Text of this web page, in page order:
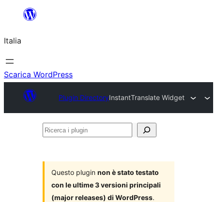
contenuto
Italia
Scarica WordPress
Plugin DirectoryInstantTranslate Widget
Ricerca
Questo plugin non è stato testato
con le ultime 3 versioni principali
(major releases) di WordPress.